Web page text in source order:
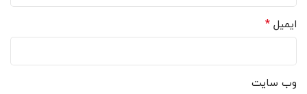
ایمیل *
وب‌ سایت